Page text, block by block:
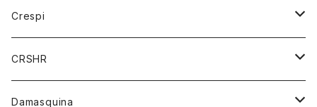
チーフ
バンダナ
トレーナー
アウター
ジャケット
Crespi
ジャケット
ワンピース
CRSHR
キャップ
Damasquina